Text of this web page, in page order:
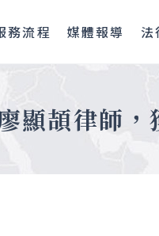
務流程 媒體報導 法
顯頡律師，